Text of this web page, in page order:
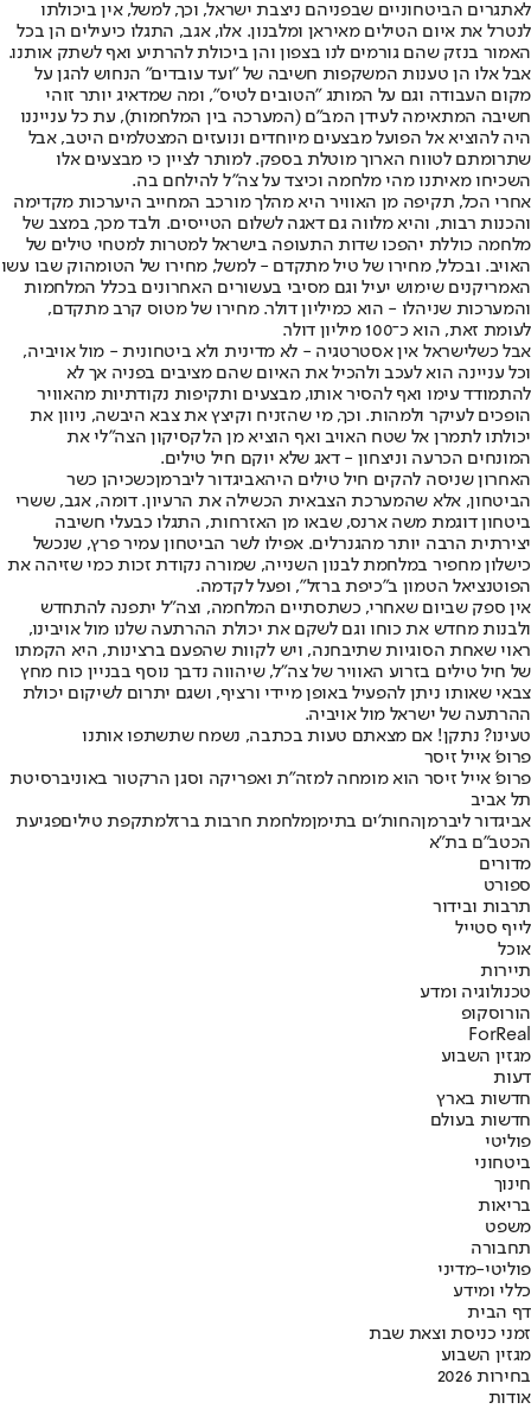
לאתגרים הביטחוניים שבפניהם ניצבת ישראל, וכך, למשל, אין ביכולתו
לנטרל את איום הטילים מאיראן ומלבנון. אלו, אגב, התגלו כיעילים הן בכל
האמור בנזק שהם גורמים לנו בצפון והן ביכולת להרתיע ואף לשתק אותנו.
אבל אלו הן טענות המשקפות חשיבה של "ועד עובדים" הנחוש להגן על
מקום העבודה וגם על המותג "הטובים לטיס", ומה שמדאיג יותר זוהי
חשיבה המתאימה לעידן המב"ם (המערכה בין המלחמות), עת כל ענייננו
היה להוציא אל הפועל מבצעים מיוחדים ונועזים המצטלמים היטב, אבל
שתרומתם לטווח הארוך מוטלת בספק. למותר לציין כי מבצעים אלו
השכיחו מאיתנו מהי מלחמה וכיצד על צה"ל להילחם בה.
אחרי הכל, תקיפה מן האוויר היא מהלך מורכב המחייב היערכות מקדימה
והכנות רבות, והיא מלווה גם דאגה לשלום הטייסים. ולבד מכך, במצב של
מלחמה כוללת יהפכו שדות התעופה בישראל למטרות למטחי טילים של
האויב. ובכלל, מחירו של טיל מתקדם - למשל, מחירו של הטומהוק שבו עשו
האמריקנים שימוש יעיל וגם מסיבי בעשורים האחרונים בכלל המלחמות
והמערכות שניהלו - הוא כמיליון דולר. מחירו של מטוס קרב מתקדם,
לעומת זאת, הוא כ־100 מיליון דולר.
אבל כשלישראל אין אסטרטגיה - לא מדינית ולא ביטחונית - מול אויביה,
וכל עניינה הוא לעכב ולהכיל את האיום שהם מציבים בפניה אך לא
להתמודד עימו ואף להסיר אותו, מבצעים ותקיפות נקודתיות מהאוויר
הופכים לעיקר ולמהות. וכך, מי שהזניח וקיצץ את צבא היבשה, ניוון את
יכולתו לתמרן אל שטח האויב ואף הוציא מן הלקסיקון הצה"לי את
המונחים הכרעה וניצחון - דאג שלא יוקם חיל טילים.
האחרון שניסה להקים חיל טילים היהאביגדור ליברמןכשכיהן כשר
הביטחון, אלא שהמערכת הצבאית הכשילה את הרעיון. דומה, אגב, ששרי
ביטחון דוגמת משה ארנס, שבאו מן האזרחות, התגלו כבעלי חשיבה
יצירתית הרבה יותר מהגנרלים. אפילו לשר הביטחון עמיר פרץ, שנכשל
כישלון מחפיר במלחמת לבנון השנייה, שמורה נקודת זכות כמי שזיהה את
הפוטנציאל הטמון ב"כיפת ברזל", ופעל לקדמה.
אין ספק שביום שאחרי, כשתסתיים המלחמה, וצה"ל יתפנה להתחדש
ולבנות מחדש את כוחו וגם לשקם את יכולת ההרתעה שלנו מול אויבינו,
ראוי שאחת הסוגיות שתיבחנה, ויש לקוות שהפעם ברצינות, היא הקמתו
של חיל טילים בזרוע האוויר של צה"ל, שיהווה נדבך נוסף בבניין כוח מחץ
צבאי שאותו ניתן להפעיל באופן מיידי ורציף, ושגם יתרום לשיקום יכולת
ההרתעה של ישראל מול אויביה.
טעינו? נתקן! אם מצאתם טעות בכתבה, נשמח שתשתפו אותנו
פרופ' אייל זיסר
פרופ' אייל זיסר הוא מומחה למזה"ת ואפריקה וסגן הרקטור באוניברסיטת
תל אביב
אביגדור ליברמןהחות'ים בתימןמלחמת חרבות ברזלמתקפת טיליםפגיעת
הכטב"ם בת"א
מדורים
ספורט
תרבות ובידור
לייף סטייל
אוכל
תיירות
טכנולוגיה ומדע
הורוסקופ
ForReal
מגזין השבוע
דעות
חדשות בארץ
חדשות בעולם
פוליטי
ביטחוני
חינוך
בריאות
משפט
תחבורה
פוליטי-מדיני
כללי ומידע
דף הבית
זמני כניסת וצאת שבת
מגזין השבוע
בחירות 2026
אודות